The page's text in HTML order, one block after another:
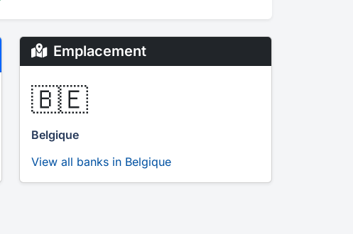
Emplacement
🇧🇪
Belgique
View all banks in Belgique